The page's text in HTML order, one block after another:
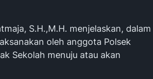
S.H.,M.H. menjelaskan, dalam
oleh anggota Polsek
Sekolah menuju atau akan